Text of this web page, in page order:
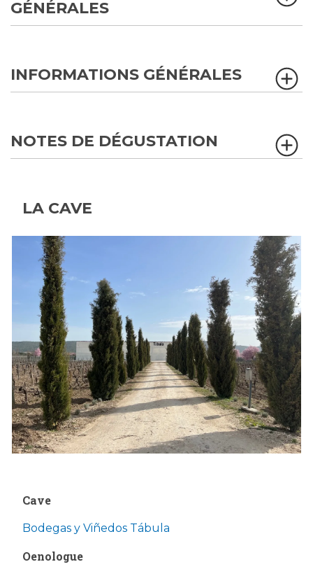
GÉNÉRALES
INFORMATIONS GÉNÉRALES
NOTES DE DÉGUSTATION
LA CAVE
Cave
Bodegas y Viñedos Tábula
Oenologue